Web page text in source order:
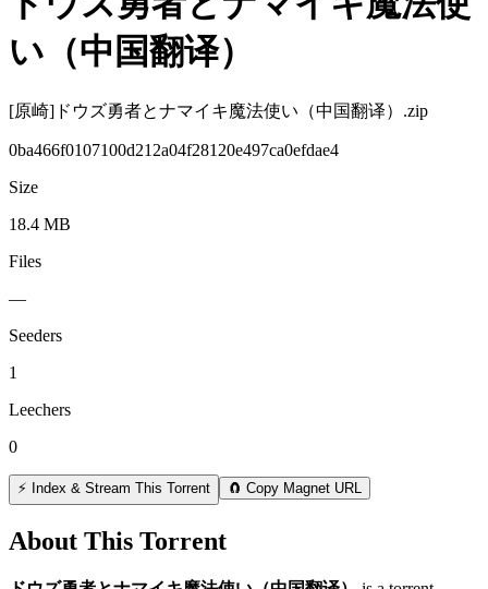
い（中国翻译）
[原崎]ドウズ勇者とナマイキ魔法使い（中国翻译）.zip
0ba466f0107100d212a04f28120e497ca0efdae4
Size
18.4 MB
Files
—
Seeders
1
Leechers
0
⚡ Index & Stream This Torrent 🧲 Copy Magnet URL
About This Torrent